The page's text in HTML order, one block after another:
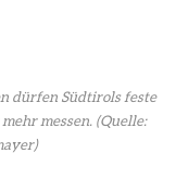
dürfen Südtirols feste
messen.(Quelle: